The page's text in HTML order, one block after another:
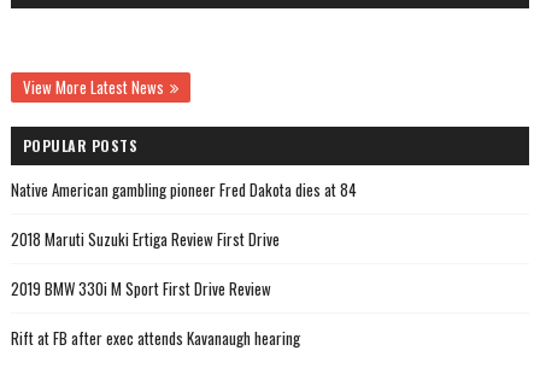
View More Latest News
POPULAR POSTS
Native American gambling pioneer Fred Dakota dies at 84
2018 Maruti Suzuki Ertiga Review First Drive
2019 BMW 330i M Sport First Drive Review
Rift at FB after exec attends Kavanaugh hearing